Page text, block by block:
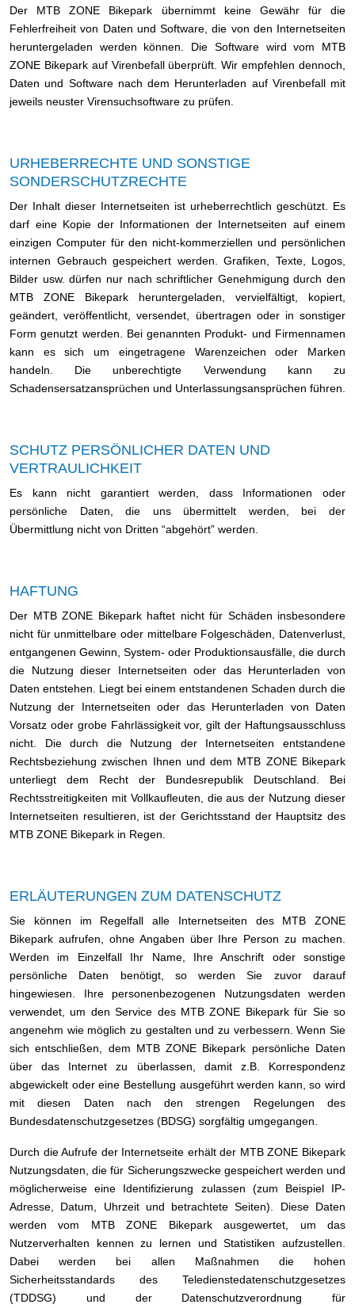
Der MTB ZONE Bikepark übernimmt keine Gewähr für die
Fehlerfreiheit von Daten und Software, die von den Internetseiten
heruntergeladen werden können. Die Software wird vom MTB
ZONE Bikepark auf Virenbefall überprüft. Wir empfehlen dennoch,
Daten und Software nach dem Herunterladen auf Virenbefall mit
jeweils neuster Virensuchsoftware zu prüfen.
URHEBERRECHTE UND SONSTIGE
SONDERSCHUTZRECHTE
Der Inhalt dieser Internetseiten ist urheberrechtlich geschützt. Es
darf eine Kopie der Informationen der Internetseiten auf einem
einzigen Computer für den nicht-kommerziellen und persönlichen
internen Gebrauch gespeichert werden. Grafiken, Texte, Logos,
Bilder usw. dürfen nur nach schriftlicher Genehmigung durch den
MTB ZONE Bikepark heruntergeladen, vervielfältigt, kopiert,
geändert, veröffentlicht, versendet, übertragen oder in sonstiger
Form genutzt werden. Bei genannten Produkt- und Firmennamen
kann es sich um eingetragene Warenzeichen oder Marken
handeln. Die unberechtigte Verwendung kann zu
Schadensersatzansprüchen und Unterlassungsansprüchen führen.
SCHUTZ PERSÖNLICHER DATEN UND
VERTRAULICHKEIT
Es kann nicht garantiert werden, dass Informationen oder
persönliche Daten, die uns übermittelt werden, bei der
Übermittlung nicht von Dritten “abgehört” werden.
HAFTUNG
Der MTB ZONE Bikepark haftet nicht für Schäden insbesondere
nicht für unmittelbare oder mittelbare Folgeschäden, Datenverlust,
entgangenen Gewinn, System- oder Produktionsausfälle, die durch
die Nutzung dieser Internetseiten oder das Herunterladen von
Daten entstehen. Liegt bei einem entstandenen Schaden durch die
Nutzung der Internetseiten oder das Herunterladen von Daten
Vorsatz oder grobe Fahrlässigkeit vor, gilt der Haftungsausschluss
nicht. Die durch die Nutzung der Internetseiten entstandene
Rechtsbeziehung zwischen Ihnen und dem MTB ZONE Bikepark
unterliegt dem Recht der Bundesrepublik Deutschland. Bei
Rechtsstreitigkeiten mit Vollkaufleuten, die aus der Nutzung dieser
Internetseiten resultieren, ist der Gerichtsstand der Hauptsitz des
MTB ZONE Bikepark in Regen.
ERLÄUTERUNGEN ZUM DATENSCHUTZ
Sie können im Regelfall alle Internetseiten des MTB ZONE
Bikepark aufrufen, ohne Angaben über Ihre Person zu machen.
Werden im Einzelfall Ihr Name, Ihre Anschrift oder sonstige
persönliche Daten benötigt, so werden Sie zuvor darauf
hingewiesen. Ihre personenbezogenen Nutzungsdaten werden
verwendet, um den Service des MTB ZONE Bikepark für Sie so
angenehm wie möglich zu gestalten und zu verbessern. Wenn Sie
sich entschließen, dem MTB ZONE Bikepark persönliche Daten
über das Internet zu überlassen, damit z.B. Korrespondenz
abgewickelt oder eine Bestellung ausgeführt werden kann, so wird
mit diesen Daten nach den strengen Regelungen des
Bundesdatenschutzgesetzes (BDSG) sorgfältig umgegangen.
Durch die Aufrufe der Internetseite erhält der MTB ZONE Bikepark
Nutzungsdaten, die für Sicherungszwecke gespeichert werden und
möglicherweise eine Identifizierung zulassen (zum Beispiel IP-
Adresse, Datum, Uhrzeit und betrachtete Seiten). Diese Daten
werden vom MTB ZONE Bikepark ausgewertet, um das
Nutzerverhalten kennen zu lernen und Statistiken aufzustellen.
Dabei werden bei allen Maßnahmen die hohen
Sicherheitsstandards des Teledienstedatenschutzgesetzes
(TDDSG) und der Datenschutzverordnung für